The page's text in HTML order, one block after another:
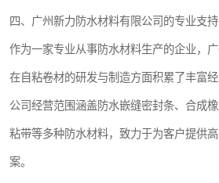
四、广州新力防水材料有限公司的专业支持
作为一家专业从事防水材料生产的企业，
在自粘卷材的研发与制造方面积累了丰富经
公司经营范围涵盖防水嵌缝密封条、合成
粘带等多种防水材料，致力于为客户提供
案。